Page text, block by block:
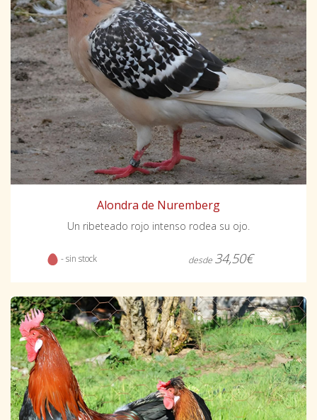
Alondra de Nuremberg
Un ribeteado rojo intenso rodea su ojo.
- sin stock desde 34,50€